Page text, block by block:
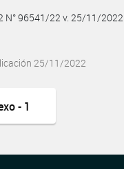
N° 96541/22 v. 25/11/2022
25/11/2022
- 1